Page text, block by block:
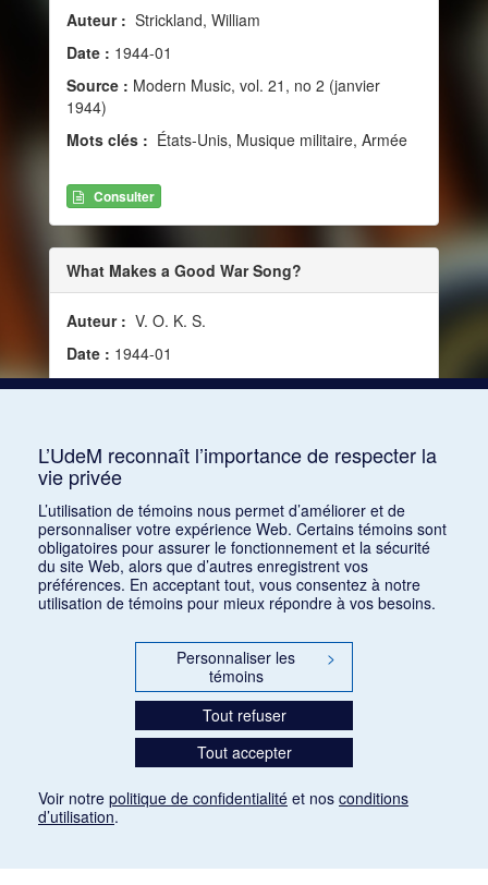
Auteur : Strickland, William
Date : 1944-01
Source : Modern Music, vol. 21, no 2 (janvier
1944)
Mots clés : États-Unis, Musique militaire, Armée
Consulter
What Makes a Good War Song?
Auteur : V. O. K. S.
Date : 1944-01
Source :Modern Music, vol. 21, no 2 (janvier
L’UdeM reconnaît l’importance de respecter la
vie privée
L’utilisation de témoins nous permet d’améliorer et de
personnaliser votre expérience Web. Certains témoins sont
obligatoires pour assurer le fonctionnement et la sécurité
du site Web, alors que d’autres enregistrent vos
préférences. En acceptant tout, vous consentez à notre
utilisation de témoins pour mieux répondre à vos besoins.
Personnaliser les
témoins
>
Tout refuser
Tout accepter
Voir notre politique de confidentialité et nos conditions
d’utilisation.